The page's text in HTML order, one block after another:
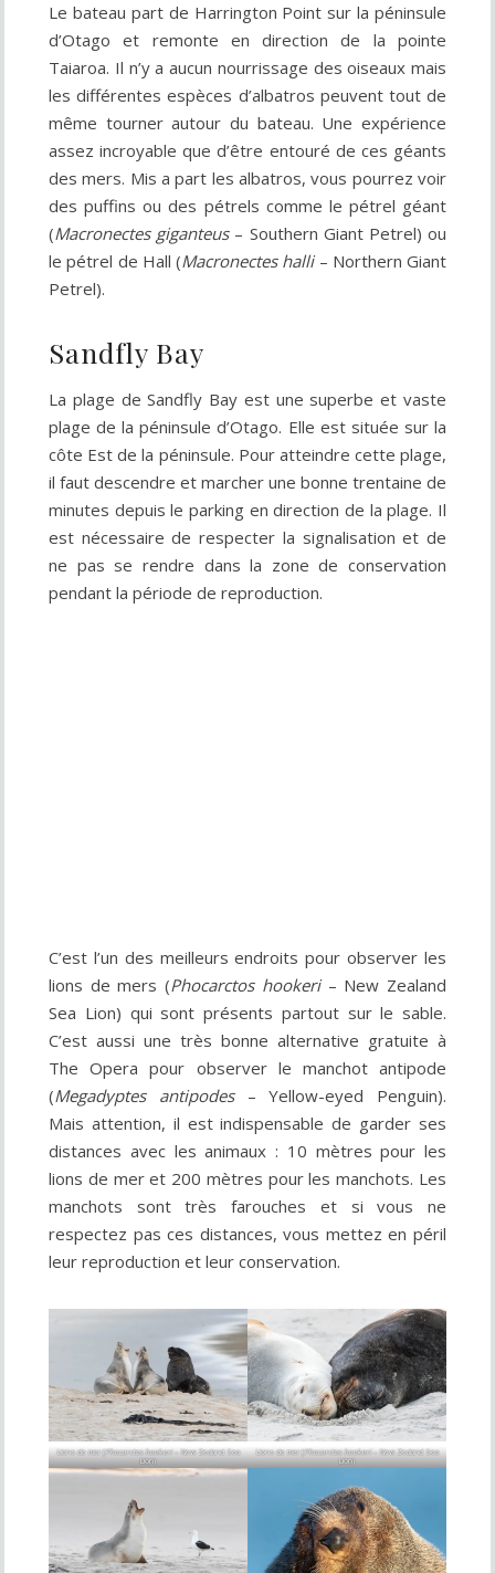
Le bateau part de Harrington Point sur la péninsule
d’Otago et remonte en direction de la pointe
Taiaroa. Il n’y a aucun nourrissage des oiseaux mais
les différentes espèces d’albatros peuvent tout de
même tourner autour du bateau. Une expérience
assez incroyable que d’être entouré de ces géants
des mers. Mis a part les albatros, vous pourrez voir
des puffins ou des pétrels comme le pétrel géant
(Macronectes giganteus– Southern Giant Petrel) ou
le pétrel de Hall (Macronectes halli– Northern Giant
Petrel).
Sandfly Bay
La plage de Sandfly Bay est une superbe et vaste
plage de la péninsule d’Otago. Elle est située sur la
côte Est de la péninsule. Pour atteindre cette plage,
il faut descendre et marcher une bonne trentaine de
minutes depuis le parking en direction de la plage. Il
est nécessaire de respecter la signalisation et de
ne pas se rendre dans la zone de conservation
pendant la période de reproduction.
C’est l’un des meilleurs endroits pour observer les
lions de mers (Phocarctos hookeri– New Zealand
Sea Lion) qui sont présents partout sur le sable.
C’est aussi une très bonne alternative gratuite à
The Opera pour observer le manchot antipode
(Megadyptes antipodes– Yellow-eyed Penguin).
Mais attention, il est indispensable de garder ses
distances avec les animaux : 10 mètres pour les
lions de mer et 200 mètres pour les manchots. Les
manchots sont très farouches et si vous ne
respectez pas ces distances, vous mettez en péril
leur reproduction et leur conservation.
Lions de mer (Phocarctos hookeri– New Zealand Sea
Lion)
Lions de mer (Phocarctos hookeri– New Zealand Sea
Lion)